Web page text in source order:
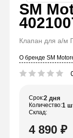
О бренде SM
SM
Клапан для а/м
Срок 2 дня
Количество 1
Склад
4 890 ₽